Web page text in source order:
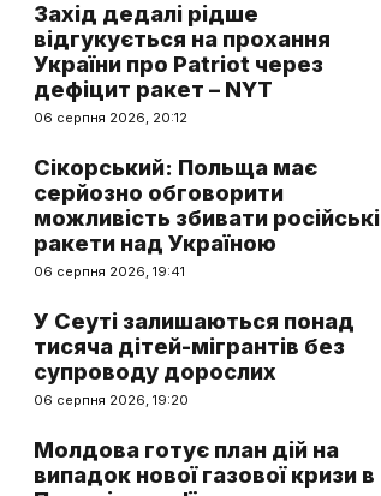
Захід дедалі рідше
відгукується на прохання
України про Patriot через
дефіцит ракет – NYT
06 серпня 2026, 20:12
Сікорський: Польща має
серйозно обговорити
можливість збивати російські
ракети над Україною
06 серпня 2026, 19:41
У Сеуті залишаються понад
тисяча дітей-мігрантів без
супроводу дорослих
06 серпня 2026, 19:20
Молдова готує план дій на
випадок нової газової кризи в